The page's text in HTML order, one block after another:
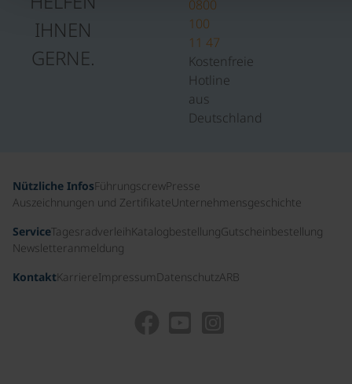
IHNEN
GERNE.
0800
100
11 47
Kostenfreie
Hotline
aus
Deutschland
Nützliche InfosFührungscrewPresse
Auszeichnungen und ZertifikateUnternehmensgeschichte
ServiceTagesradverleihKatalogbestellungGutscheinbestellung
Newsletteranmeldung
KontaktKarriereImpressum DatenschutzARB